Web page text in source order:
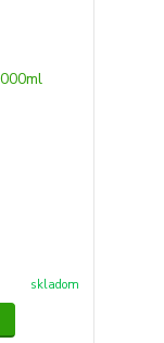
skladom